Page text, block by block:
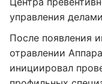
управления
После появления
отравлении
инициировал